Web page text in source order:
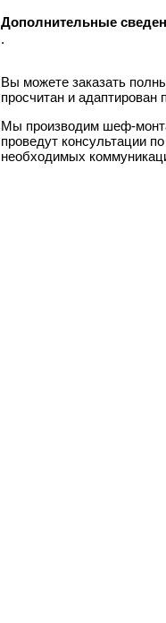
Дополнительные
.
Вы можете заказать
просчитан и
Мы производим шеф-
проведут консультации
необходимых